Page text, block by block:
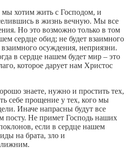
хотим жить с Господом, и
в жизнь вечную. Мы все
Но это возможно только в том
сердце обид; не будет взаимного
осуждения, неприязни.
в сердце нашем будет мир – это
которое дарует нам Христос
знаете, нужно и простить тех,
себе прощение у тех, кого мы
Иначе напрасны будут все
посту. Не примет Господь наших
если в сердце нашем
на брата, зло и